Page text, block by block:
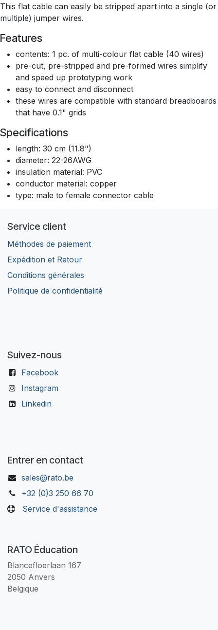
This flat cable can easily be stripped apart into a single (or
multiple) jumper wires.
Features
contents: 1 pc. of multi-colour flat cable (40 wires)
pre-cut, pre-stripped and pre-formed wires simplify
and speed up prototyping work
easy to connect and disconnect
these wires are compatible with standard breadboards
that have 0.1" grids
Specifications
length: 30 cm (11.8")
diameter: 22-26AWG
insulation material: PVC
conductor material: copper
type: male to female connector cable
Service client
Méthodes de paiement
Expédition et Retour
Conditions générales
Politique de confidentialité
Suivez-nous
Facebook
Instagram
Linkedin
Entrer en contact
sales@rato.be
+32 (0)3 250 66 70
Service d'assistance
RATO Éducation
Blancefloerlaan 167
2050 Anvers
Belgique